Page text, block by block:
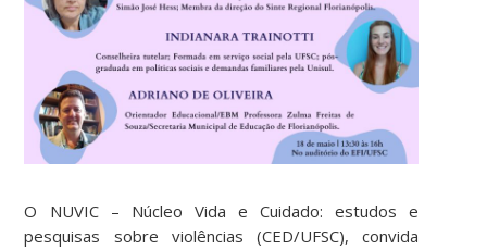
O NUVIC – Núcleo Vida e Cuidado: estudos e
pesquisas sobre violências (CED/UFSC), convida